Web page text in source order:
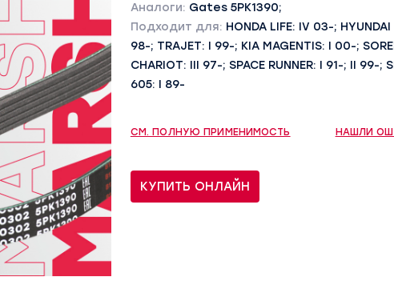
Аналоги: Gates 5PK1390;
Подходит для: HONDA LIFE: IV 03-;
98-; TRAJET: I 99-; KIA MAGENTIS: I 00-;
CHARIOT: III 97-; SPACE RUNNER: I 91-; II 99-;
605: I 89-
СМ. ПОЛНУЮ ПРИМЕНИМОСТЬ НАШЛИ
КУПИТЬ ОНЛАЙН